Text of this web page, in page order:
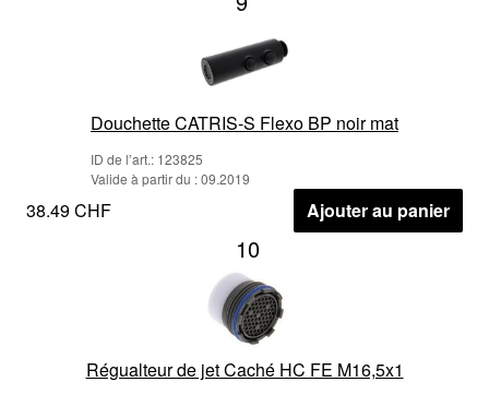
Douchette CATRIS-S Flexo BP noir mat
ID de l’art.: 123825
Valide à partir du : 09.2019
38.49 CHF Ajouter au panier
10
Régualteur de jet Caché HC FE M16,5x1